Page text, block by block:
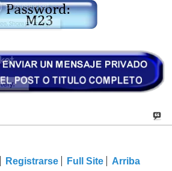
Registrarse Full Site Arriba